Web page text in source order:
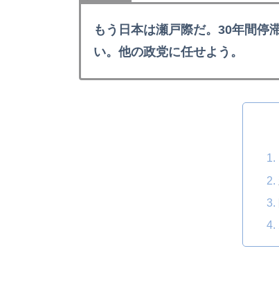
もう日本は瀬戸際だ。30年間停
い。他の政党に任せよう。